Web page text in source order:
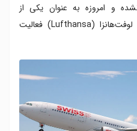
نشده و امروزه به عنوان یکی از
شرکت‌های تابعه گروه هواپیمایی لوفت‌هانزا (Lufthansa) فعالیت